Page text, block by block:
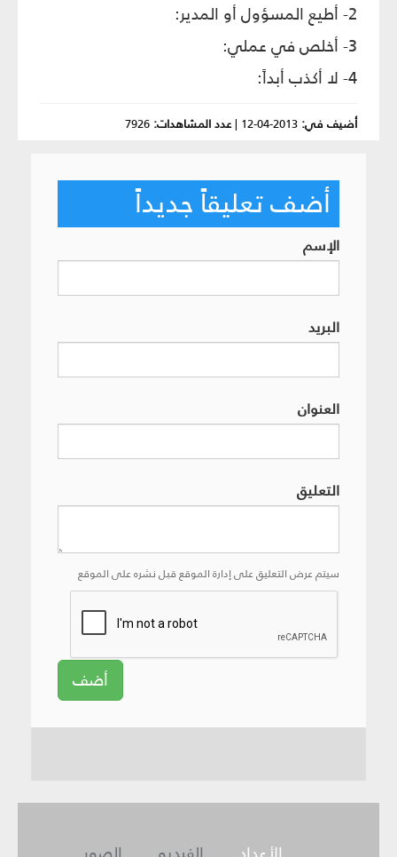
2- أطيع المسؤول أو المدير:
3- أخلص في عملي:
4- لا أكذب أبداً:
أضيف في: 2013-04-12
|عدد المشاهدات: 7926
أضف تعليقاً جديداً
الإسم
البريد
العنوان
التعليق
سيتم عرض التعليق على إدارة الموقع قبل نشره على الموقع
أضف